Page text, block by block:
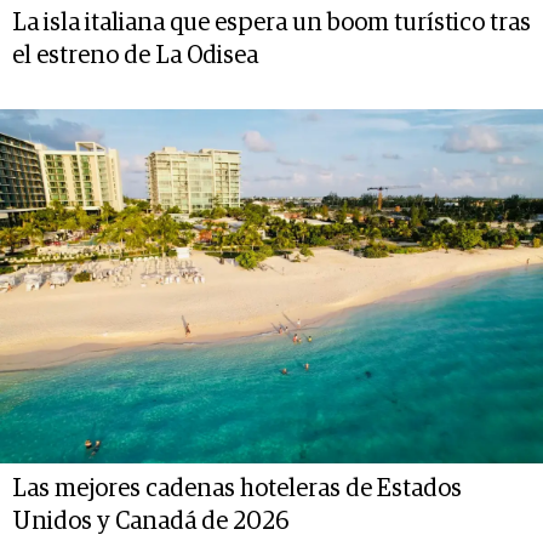
La isla italiana que espera un boom turístico tras
el estreno de La Odisea
Las mejores cadenas hoteleras de Estados
Unidos y Canadá de 2026